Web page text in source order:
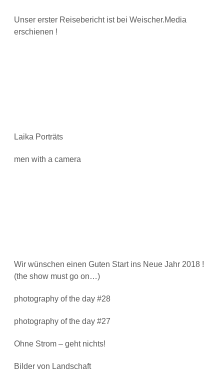
Unser erster Reisebericht ist bei Weischer.Media
erschienen !
Laika Porträts
men with a camera
Wir wünschen einen Guten Start ins Neue Jahr 2018 !
(the show must go on…)
photography of the day #28
photography of the day #27
Ohne Strom – geht nichts!
Bilder von Landschaft